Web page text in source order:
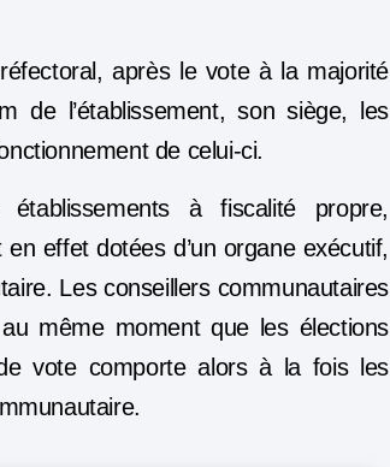
après le vote à la majorité
de l’établissement, son siège, les
de celui-ci.
à fiscalité propre,
effet dotées d’un organe exécutif,
. Les conseillers communautaires
même moment que les élections
vote comporte alors à la fois les